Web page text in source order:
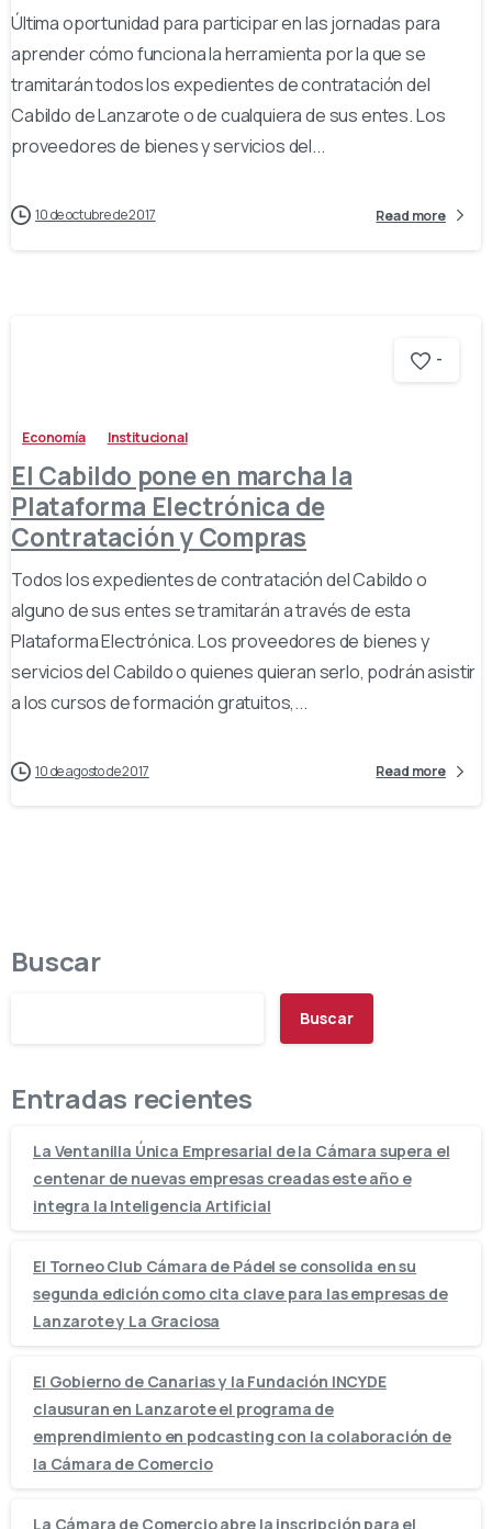
Última oportunidad para participar en las jornadas para
aprender cómo funciona la herramienta por la que se
tramitarán todos los expedientes de contratación del
Cabildo de Lanzarote o de cualquiera de sus entes. Los
proveedores de bienes y servicios del...
10 de octubre de 2017 Read more
-
Economía Institucional
El Cabildo pone en marcha la
Plataforma Electrónica de
Contratación y Compras
Todos los expedientes de contratación del Cabildo o
alguno de sus entes se tramitarán a través de esta
Plataforma Electrónica. Los proveedores de bienes y
servicios del Cabildo o quienes quieran serlo, podrán asistir
a los cursos de formación gratuitos,...
10 de agosto de 2017 Read more
Buscar
Buscar
Entradas recientes
La Ventanilla Única Empresarial de la Cámara supera el
centenar de nuevas empresas creadas este año e
integra la Inteligencia Artificial
El Torneo Club Cámara de Pádel se consolida en su
segunda edición como cita clave para las empresas de
Lanzarote y La Graciosa
El Gobierno de Canarias y la Fundación INCYDE
clausuran en Lanzarote el programa de
emprendimiento en podcasting con la colaboración de
la Cámara de Comercio
La Cámara de Comercio abre la inscripción para el